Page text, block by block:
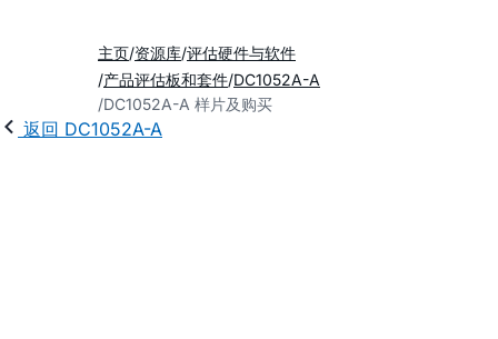
主页 资源库 评估硬件与软件
产品评估板和套件 DC1052A-A
DC1052A-A 样片及购买
返回 DC1052A-A